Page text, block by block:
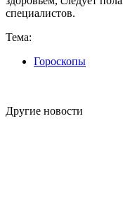
специалистов.
Тема:
Гороскопы
Другие новости